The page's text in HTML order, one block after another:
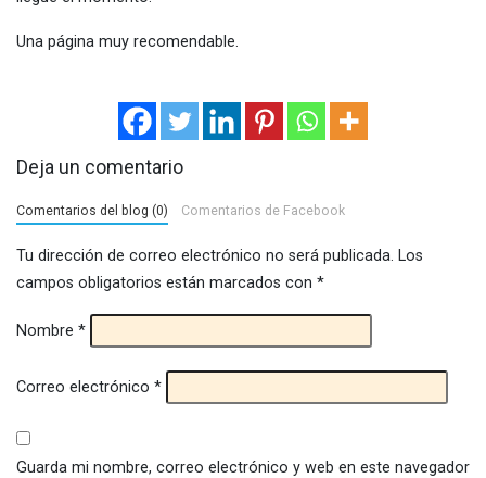
Una página muy recomendable.
Deja un comentario
Comentarios del blog (0) Comentarios de Facebook
Tu dirección de correo electrónico no será publicada. Los
campos obligatorios están marcados con *
Nombre *
Correo electrónico *
Guarda mi nombre, correo electrónico y web en este navegador